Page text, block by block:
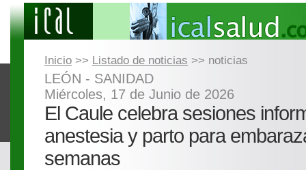
Inicio >> Listado de noticias >> noticias
LEÓN - SANIDAD
Miércoles, 17 de Junio de 2026
El Caule celebra sesiones
anestesia y parto para
semanas